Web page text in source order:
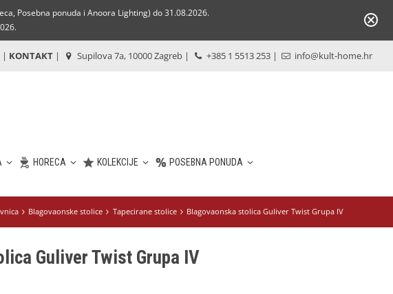
Posebna ponuda i Anoora Lighting) do 31.08.2026.
| KONTAKT | Supilova 7a, 10000 Zagreb | +385 1 5513 253 | info@kult-home.hr
HORECA KOLEKCIJE POSEBNA PONUDA
Blagovaonske stolice Tapecirane stolice Blagovaonska stolica Guliver Twist Grupa IV
Guliver Twist Grupa IV